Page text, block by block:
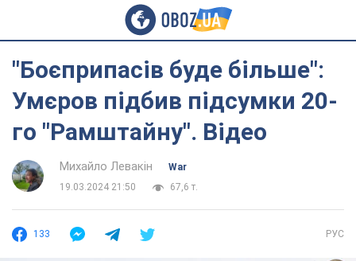
"Боєприпасів буде більше":
Умєров підбив підсумки 20-
го "Рамштайну". Відео
Михайло Левакін
War
19.03.2024 21:50
67,6 т.
133 РУС